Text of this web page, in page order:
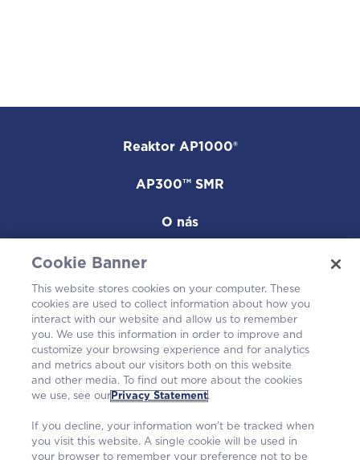
Reaktor AP1000®
AP300™ SMR
O nás
Naše elektrárny
Kariéra
Cookie Banner
This website stores cookies on your computer. These
cookies are used to collect information about how you
interact with our website and allow us to remember
you. We use this information in order to improve and
customize your browsing experience and for analytics
and metrics about our visitors both on this website
and other media. To find out more about the cookies
we use, see our Privacy Statement.
If you decline, your information won’t be tracked when
you visit this website. A single cookie will be used in
your browser to remember your preference not to be